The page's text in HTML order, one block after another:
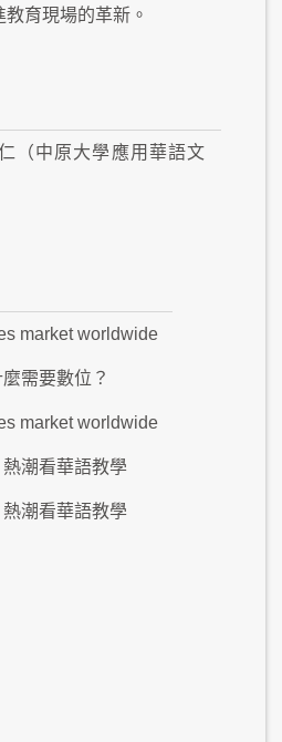
育現場的革新。
（中原大學應用華語文
market worldwide
需要數位？
market worldwide
潮看華語教學
潮看華語教學